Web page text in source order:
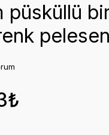
püsküllü